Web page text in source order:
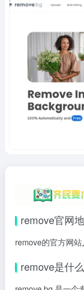
remove官网
remove的官方网站
remove是什